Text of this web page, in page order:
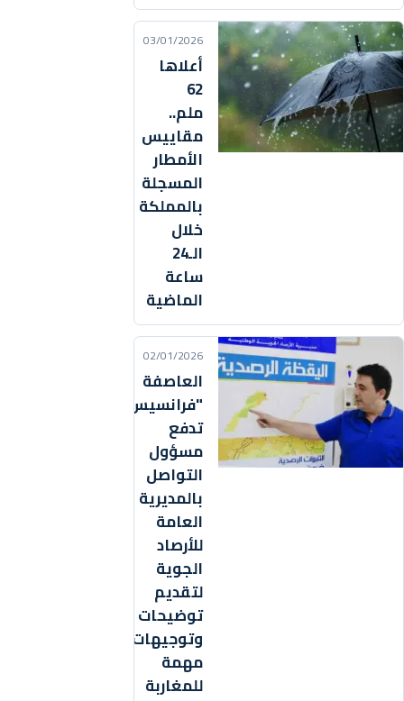
03/01/2026
أعلاها
62
ملم..
مقاييس
الأمطار
المسجلة
بالمملكة
خلال
الـ24
ساعة
الماضية
02/01/2026
العاصفة
"فرانسيس"
تدفع
مسؤول
التواصل
بالمديرية
العامة
للأرصاد
الجوية
لتقديم
توضيحات
وتوجيهات
مهمة
للمغاربة